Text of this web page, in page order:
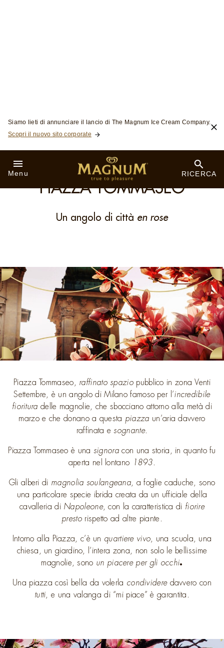
MILANO
PIAZZA TOMMASEO
Un angolo di città en rose
Piazza Tommaseo, raffinato spazio pubblico in zona Venti
Settembre, è un angolo di Milano famoso per l’incredibile
fioritura delle magnolie, che sbocciano attorno alla metà di
marzo e che donano a questa piazza un’aria davvero
raffinata esognante.
Piazza Tommaseo è una signora con una storia, in quanto fu
aperta nel lontano
1893
Gli alberi di magnolia soulangeana, a foglie caduche, sono
una particolare specie ibrida creata da un ufficiale della
cavalleria di Napoleone, con la caratteristica di fiorire
presto rispetto ad altre piante.
Intorno alla Piazza, c’è un quartiere vivo, una scuola, una
chiesa, un giardino, l’intera zona, non solo le bellissime
magnolie, sono un piacere per gli occhi.
Una piazza così bella da volerla condividere davvero con
tutti, e una valanga di “mi piace” è garantita.